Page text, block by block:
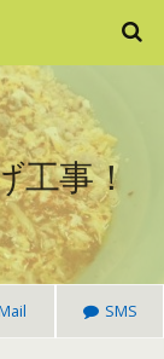
工事！
SMS